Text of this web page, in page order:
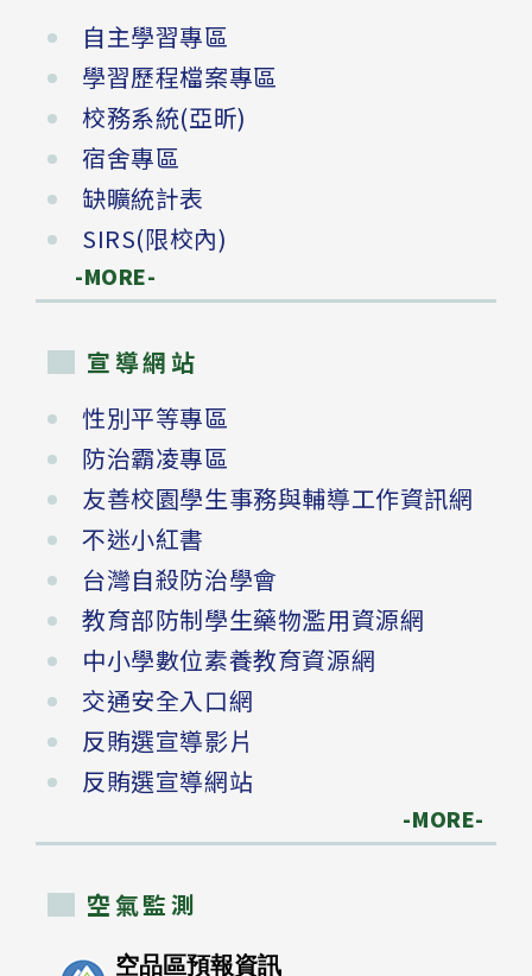
自主學習專區
學習歷程檔案專區
校務系統(亞昕)
宿舍專區
缺曠統計表
SIRS(限校內)
-MORE-
宣導網站
性別平等專區
防治霸凌專區
友善校園學生事務與輔導工作資訊網
不迷小紅書
台灣自殺防治學會
教育部防制學生藥物濫用資源網
中小學數位素養教育資源網
交通安全入口網
反賄選宣導影片
反賄選宣導網站
-MORE-
空氣監測